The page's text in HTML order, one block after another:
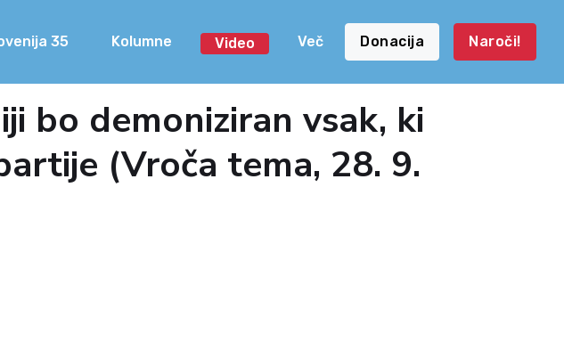
35 Kolumne Video Več Donacija Naroči!
bo demoniziran vsak, ki
(Vroča tema, 28. 9.